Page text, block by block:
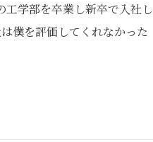
工学部を卒業し新卒で入社し
僕を評価してくれなかった